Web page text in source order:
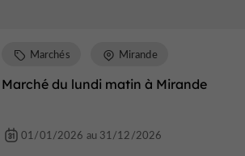
Marché du lundi matin à Mirande
Marchés Mirande
01/01/2026 au 31/12/2026